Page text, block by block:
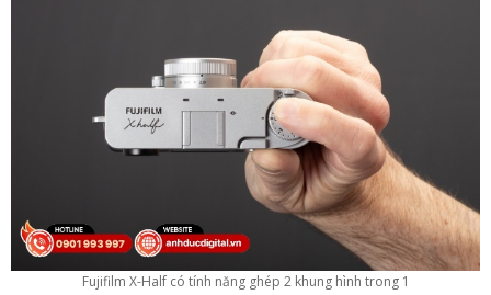
Fujifilm X-Half có tính năng ghép 2 khung hình trong 1